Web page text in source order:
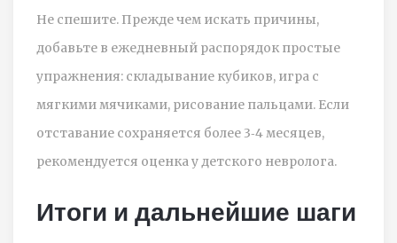
Не спешите. Прежде чем искать причины,
добавьте в ежедневный распорядок простые
упражнения: складывание кубиков, игра с
мягкими мячиками, рисование пальцами. Если
отставание сохраняется более 3‑4 месяцев,
рекомендуется оценка у детского невролога.
Итоги и дальнейшие шаги